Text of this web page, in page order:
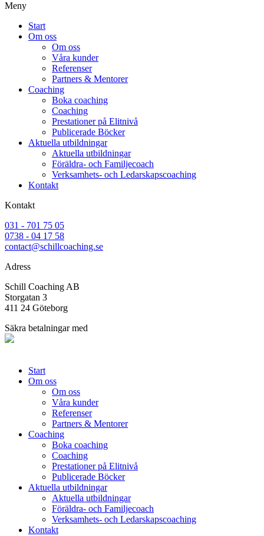
Meny
Start
Om oss
Om oss
Våra kunder
Referenser
Partners & Mentorer
Coaching
Boka coaching
Coaching
Prestationer på Elitnivå
Publicerade Böcker
Aktuella utbildningar
Aktuella utbildningar
Föräldra- och Familjecoach
Verksamhets- och Ledarskapscoaching
Kontakt
Kontakt
031 - 701 75 05
0738 - 04 17 58
contact@schillcoaching.se
Adress
Schill Coaching AB
Storgatan 3
411 24 Göteborg
Säkra betalningar med
Start
Om oss
Om oss
Våra kunder
Referenser
Partners & Mentorer
Coaching
Boka coaching
Coaching
Prestationer på Elitnivå
Publicerade Böcker
Aktuella utbildningar
Aktuella utbildningar
Föräldra- och Familjecoach
Verksamhets- och Ledarskapscoaching
Kontakt